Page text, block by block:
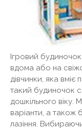
Ігровий
вдома або на
дівчинки, яка
такий будиночок
дошкільного віку.
варіанти, а також
лазіння.